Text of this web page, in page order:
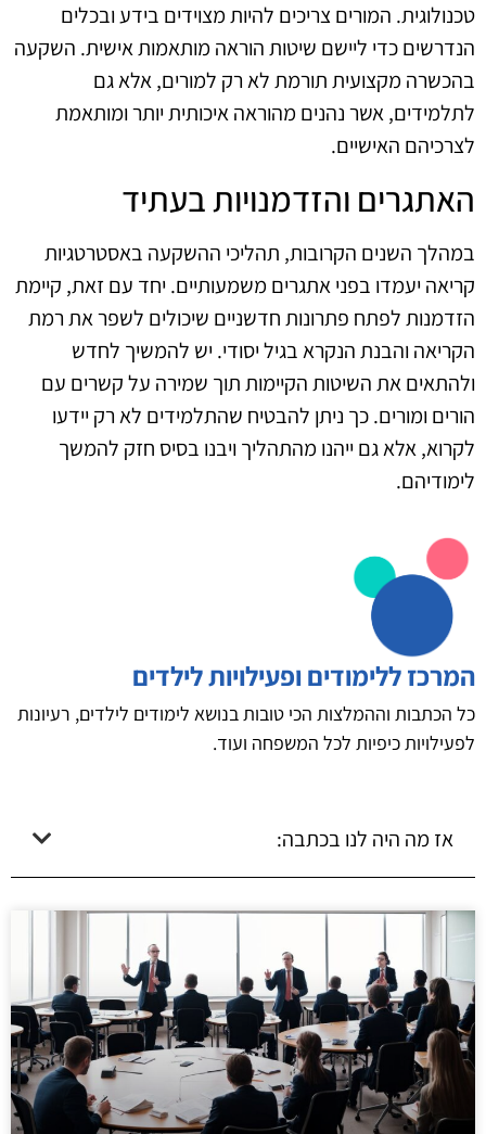
טכנולוגית. המורים צריכים להיות מצוידים בידע ובכלים
הנדרשים כדי ליישם שיטות הוראה מותאמות אישית. השקעה
בהכשרה מקצועית תורמת לא רק למורים, אלא גם
לתלמידים, אשר נהנים מהוראה איכותית יותר ומותאמת
לצרכיהם האישיים.
האתגרים והזדמנויות בעתיד
במהלך השנים הקרובות, תהליכי ההשקעה באסטרטגיות
קריאה יעמדו בפני אתגרים משמעותיים. יחד עם זאת, קיימת
הזדמנות לפתח פתרונות חדשניים שיכולים לשפר את רמת
הקריאה והבנת הנקרא בגיל יסודי. יש להמשיך לחדש
ולהתאים את השיטות הקיימות תוך שמירה על קשרים עם
הורים ומורים. כך ניתן להבטיח שהתלמידים לא רק יידעו
לקרוא, אלא גם ייהנו מהתהליך ויבנו בסיס חזק להמשך
לימודיהם.
המרכז ללימודים ופעילויות לילדים
כל הכתבות וההמלצות הכי טובות בנושא לימודים לילדים, רעיונות
לפעילויות כיפיות לכל המשפחה ועוד.
אז מה היה לנו בכתבה: